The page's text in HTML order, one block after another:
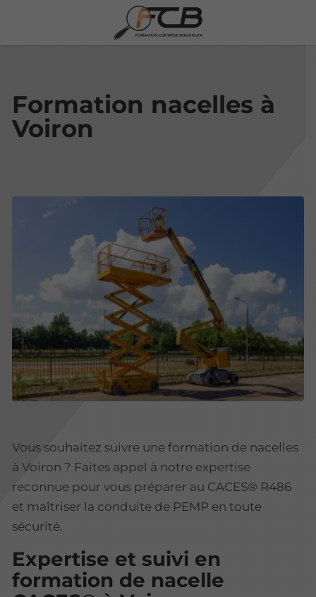
Formation nacelles à
Voiron
Vous souhaitez suivre une formation de nacelles
à Voiron ? Faites appel à notre expertise
reconnue pour vous préparer au CACES® R486
et maîtriser la conduite de PEMP en toute
sécurité.
Expertise et suivi en
formation de nacelle